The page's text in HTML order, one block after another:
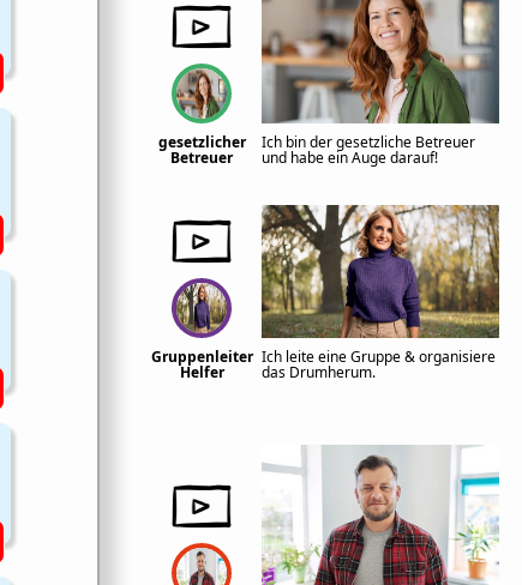
gesetzlicher
Betreuer
Ich bin der gesetzliche Betreuer
und habe ein Auge darauf!
Gruppenleiter
Helfer
Ich leite eine Gruppe & organisiere
das Drumherum.